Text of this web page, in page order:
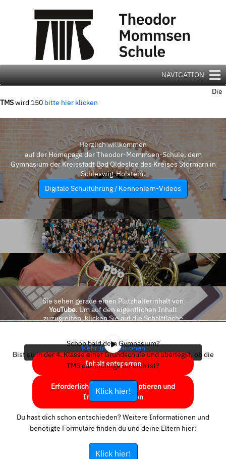
NAVIGATION
Die
TMSwird 150 bitte hier klicken
Herzlich willkommen
auf der Homepage der Theodor-Mommsen-Schule, dem
Gymnasium der Kreisstadt Bad Oldesloe des Kreises Stormarn in
Schleswig-Holstein.
Digitale Schulführung / Kennenlern-Videos
Sie sehen gerade einen Platzhalterinhalt von
YouTube. Um auf den eigentlichen Inhalt
zuzugreifen, klicken Sie auf die Schaltfläche
Mehr Informationen
Inhalt entsperren
Erforderlichen Service akzeptieren und
Inhalte entsperren
Schon bald dein Gymnasium?
Bist du in der 4. Klasse einer Grundschule und überlegst, ob die
TMS das Richtige für dich ist?
Klick hier!
Du hast dich schon entschieden? Weitere Informationen und
benötigte Formulare finden du und deine Eltern hier:
Klick hier!